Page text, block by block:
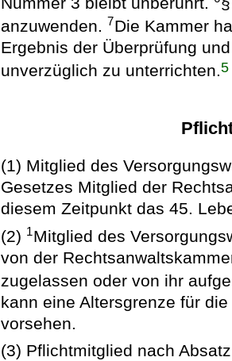
anzuwenden. 7Die Kammer
Ergebnis der Überprüfung
unverzüglich zu unterrichten.5
(1) Mitglied des
Gesetzes Mitglied der
diesem Zeitpunkt das 45.
(2) 1Mitglied des
von der
zugelassen oder von ihr
kann eine Altersgrenze für
vorsehen.
(3) Pflichtmitglied nach